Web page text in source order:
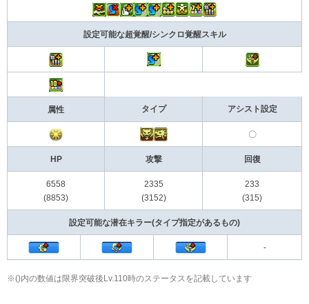
設定可能な超覚醒/シンクロ覚醒スキル
属性 タイプ アシスト設定
〇
HP 攻撃 回復
6558
(8853)
2335
(3152)
233
(315)
設定可能な潜在キラー(タイプ指定があるもの)
-
※()内の数値は限界突破後Lv.110時のステータスを記載しています